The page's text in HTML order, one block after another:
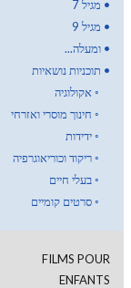
• מגיל 7
• מגיל 9
• ומעלה...
• תוכניות נושאיות
◦אקולוגיה
◦ חינוך מוסרי ואזרחי
◦ידידות
◦ריקוד וכוריאוגרפיה
◦בעלי חיים
◦סרטים קומיים
FILMS POUR
ENFANTS